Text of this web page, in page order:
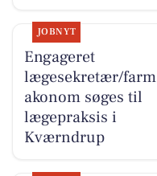
JOBNYT
Engageret
lægesekretær/farm
akonom søges til
lægepraksis i
Kværndrup